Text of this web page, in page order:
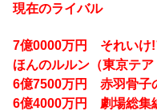
現在のライバル
7億0000万円 それいけ!
ほんのルルン（東京テア
6億7500万円 赤羽骨子
6億4000万円 劇場総集